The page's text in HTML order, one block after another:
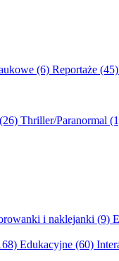
(6) Reportaże (45)
(26) Thriller/Paranormal
i naklejanki (9)
Edukacyjne (60)